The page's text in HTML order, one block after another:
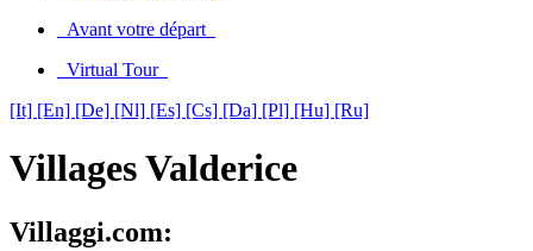
Avant votre départ
Virtual Tour
[It] [En] [De] [Nl] [Es] [Cs] [Da] [Pl] [Hu] [Ru]
Villages Valderice
Villaggi.com: